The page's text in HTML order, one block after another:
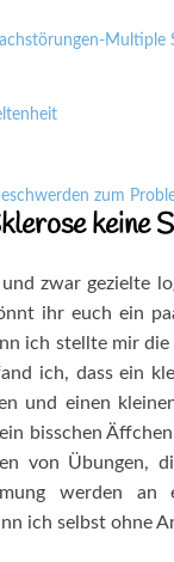
zum
keine
zwar gezielte
ihr euch ein
ich stellte mir
ich, dass ein
und einen
bisschen
von Übungen,
werden
ich selbst ohne